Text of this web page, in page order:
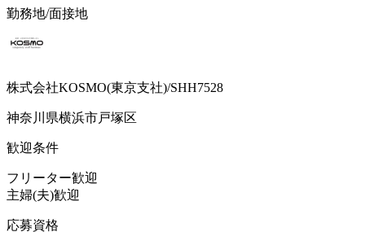
勤務地/面接地
株式会社KOSMO(東京支社)/SHH7528
神奈川県横浜市戸塚区
歓迎条件
フリーター歓迎
主婦(夫)歓迎
応募資格